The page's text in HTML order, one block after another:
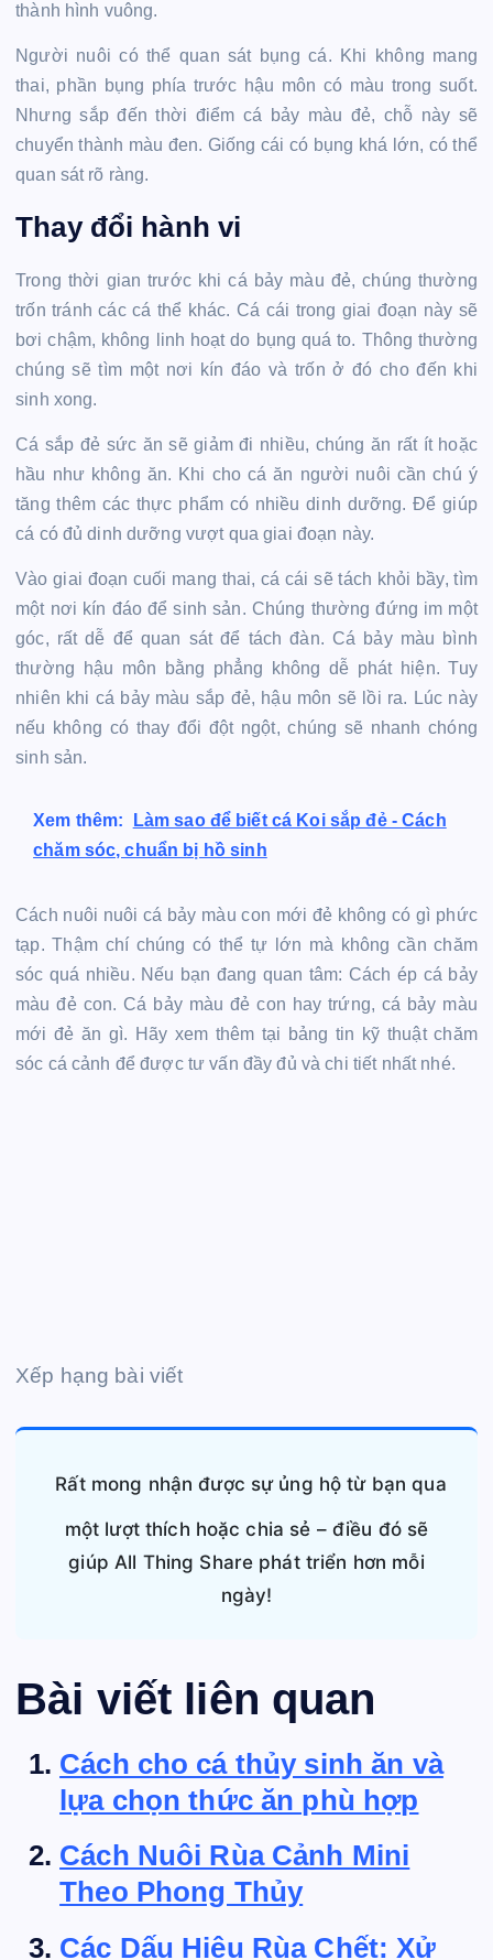
thành hình vuông.
Người nuôi có thể quan sát bụng cá. Khi không mang
thai, phần bụng phía trước hậu môn có màu trong suốt.
Nhưng sắp đến thời điểm cá bảy màu đẻ, chỗ này sẽ
chuyển thành màu đen. Giống cái có bụng khá lớn, có thể
quan sát rõ ràng.
Thay đổi hành vi
Trong thời gian trước khi cá bảy màu đẻ, chúng thường
trốn tránh các cá thể khác. Cá cái trong giai đoạn này sẽ
bơi chậm, không linh hoạt do bụng quá to. Thông thường
chúng sẽ tìm một nơi kín đáo và trốn ở đó cho đến khi
sinh xong.
Cá sắp đẻ sức ăn sẽ giảm đi nhiều, chúng ăn rất ít hoặc
hầu như không ăn. Khi cho cá ăn người nuôi cần chú ý
tăng thêm các thực phẩm có nhiều dinh dưỡng. Để giúp
cá có đủ dinh dưỡng vượt qua giai đoạn này.
Vào giai đoạn cuối mang thai, cá cái sẽ tách khỏi bầy, tìm
một nơi kín đáo để sinh sản. Chúng thường đứng im một
góc, rất dễ để quan sát để tách đàn. Cá bảy màu bình
thường hậu môn bằng phẳng không dễ phát hiện. Tuy
nhiên khi cá bảy màu sắp đẻ, hậu môn sẽ lồi ra. Lúc này
nếu không có thay đổi đột ngột, chúng sẽ nhanh chóng
sinh sản.
Xem thêm:
Làm sao để biết cá Koi sắp đẻ - Cách
chăm sóc, chuẩn bị hồ sinh
Cách nuôi nuôi cá bảy màu con mới đẻ không có gì phức
tạp. Thậm chí chúng có thể tự lớn mà không cần chăm
sóc quá nhiều. Nếu bạn đang quan tâm: Cách ép cá bảy
màu đẻ con. Cá bảy màu đẻ con hay trứng, cá bảy màu
mới đẻ ăn gì. Hãy xem thêm tại bảng tin kỹ thuật chăm
sóc cá cảnh để được tư vấn đầy đủ và chi tiết nhất nhé.
Xếp hạng bài viết
Rất mong nhận được sự ủng hộ từ bạn qua
một lượt thích hoặc chia sẻ – điều đó sẽ
giúp All Thing Share phát triển hơn mỗi
ngày!
Bài viết liên quan
Cách cho cá thủy sinh ăn và
lựa chọn thức ăn phù hợp
Cách Nuôi Rùa Cảnh Mini
Theo Phong Thủy
Các Dấu Hiệu Rùa Chết: Xử